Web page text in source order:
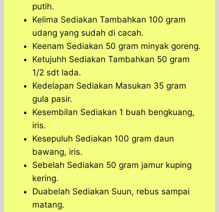
putih.
Kelima Sediakan Tambahkan 100 gram
udang yang sudah di cacah.
Keenam Sediakan 50 gram minyak goreng.
Ketujuhh Sediakan Tambahkan 50 gram
1/2 sdt lada.
Kedelapan Sediakan Masukan 35 gram
gula pasir.
Kesembilan Sediakan 1 buah bengkuang,
iris.
Kesepuluh Sediakan 100 gram daun
bawang, iris.
Sebelah Sediakan 50 gram jamur kuping
kering.
Duabelah Sediakan Suun, rebus sampai
matang.